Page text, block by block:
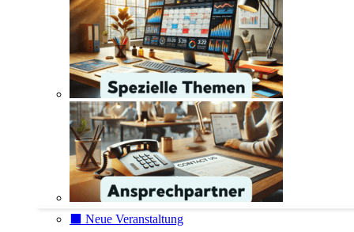
⬛️ Neue Veranstaltung